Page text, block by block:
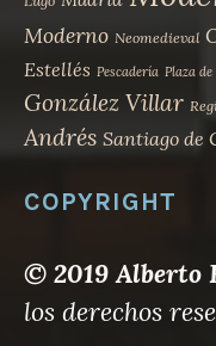
Moderno Neomedieval
Estellés Pescadería Plaza de
González Villar
Andrés Santiago de
COPYRIGHT
© 2019 Alberto
los derechos